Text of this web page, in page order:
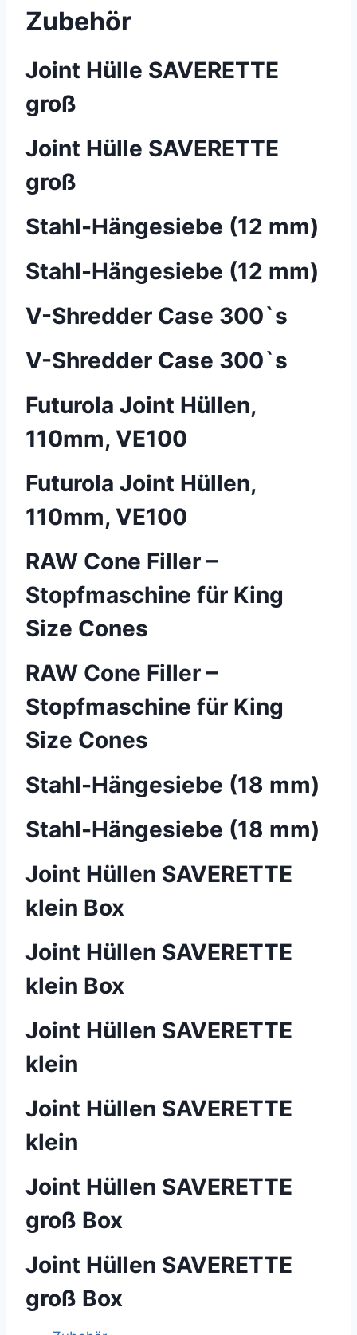
Zubehör
Joint Hülle SAVERETTE
groß
Joint Hülle SAVERETTE
groß
Stahl-Hängesiebe (12 mm)
Stahl-Hängesiebe (12 mm)
V-Shredder Case 300`s
V-Shredder Case 300`s
Futurola Joint Hüllen,
110mm, VE100
Futurola Joint Hüllen,
110mm, VE100
RAW Cone Filler –
Stopfmaschine für King
Size Cones
RAW Cone Filler –
Stopfmaschine für King
Size Cones
Stahl-Hängesiebe (18 mm)
Stahl-Hängesiebe (18 mm)
Joint Hüllen SAVERETTE
klein Box
Joint Hüllen SAVERETTE
klein Box
Joint Hüllen SAVERETTE
klein
Joint Hüllen SAVERETTE
klein
Joint Hüllen SAVERETTE
groß Box
Joint Hüllen SAVERETTE
groß Box